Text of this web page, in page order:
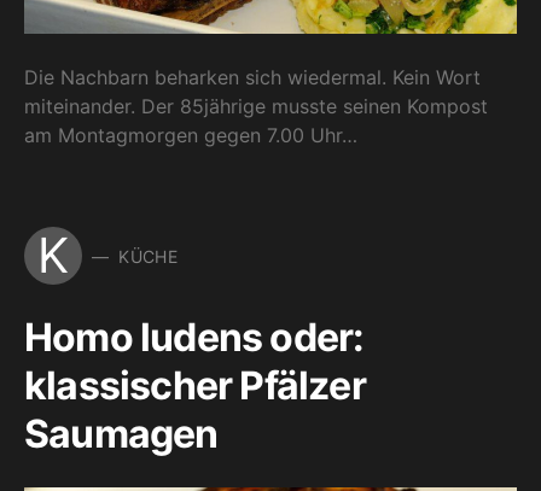
Die Nachbarn beharken sich wiedermal. Kein Wort
miteinander. Der 85jährige musste seinen Kompost
am Montagmorgen gegen 7.00 Uhr…
K KÜCHE
Homo ludens oder:
klassischer Pfälzer
Saumagen